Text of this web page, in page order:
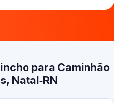
para Caminhão
Natal‑RN